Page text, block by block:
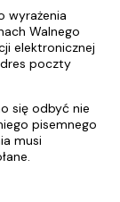
wyrażenia
Walnego
elektronicznej
poczty
się odbyć nie
pisemnego
musi